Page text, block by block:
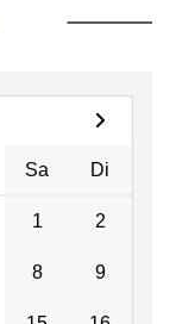
Sa Di
1 2
8 9